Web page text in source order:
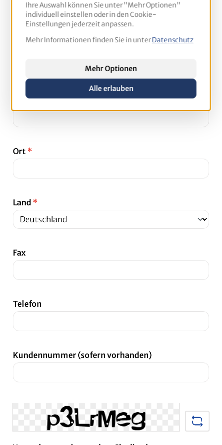
PLZ*
Ort *
Land *
Fax
Telefon
Kundennummer (sofern vorhanden)
Ihre Auswahl können Sie unter "Mehr Optionen"
individuell einstellen oder in den Cookie-
Einstellungen jederzeit anpassen.
Mehr Informationen finden Sie in unterDatenschutz
Mehr Optionen
Alle erlauben